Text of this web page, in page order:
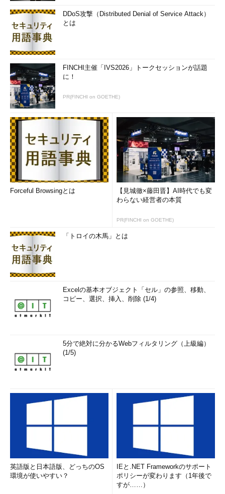
DDoS攻撃（Distributed Denial of Service Attack）
とは
FINCHI主催「IVS2026」トークセッションが話題
に！
PR(FINCHI on GOETHE)
Forceful Browsingとは
【見城徹×藤田晋】AI時代でも変
わらない経営者の本質
PR(FINCHI on GOETHE)
「トロイの木馬」とは
Excelの基本オブジェクト「セル」の参照、移動、
コピー、選択、挿入、削除 (1/4)
5分で絶対に分かるWebフィルタリング（上級編）
(1/5)
英語版と日本語版、どっちのOS
環境が使いやすい？
IEと.NET Frameworkのサポート
ポリシーが変わります（1年後で
すが……）